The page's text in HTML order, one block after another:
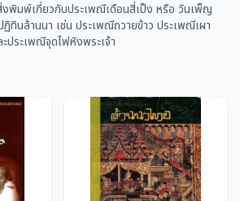
พิมพ์เกี่ยวกับประเพณีเดือนสี่เป็ง หรือ วันเพ็ญ
ทินล้านนา เช่น ประเพณีถวายข้าว ประเพณีเผา
ประเพณีจุดไฟหิงพระเจ้า